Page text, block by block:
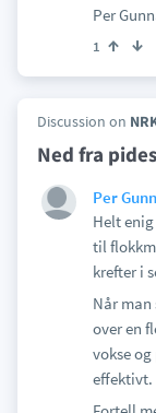
Per
1
Discussion on
Ned fra
Per
Helt
til
krefter i
Når
over en
vokse
effektivt.